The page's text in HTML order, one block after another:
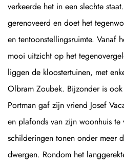
verkeerde het in een slechte
gerenoveerd en doet het
en tentoonstellingsruimte. Vanaf
mooi uitzicht op het
liggen de kloostertuinen, met
Olbram Zoubek. Bijzonder is
Portman gaf zijn vriend Josef
en plafonds van zijn woonhuis te
schilderingen tonen onder meer
dwergen. Rondom het